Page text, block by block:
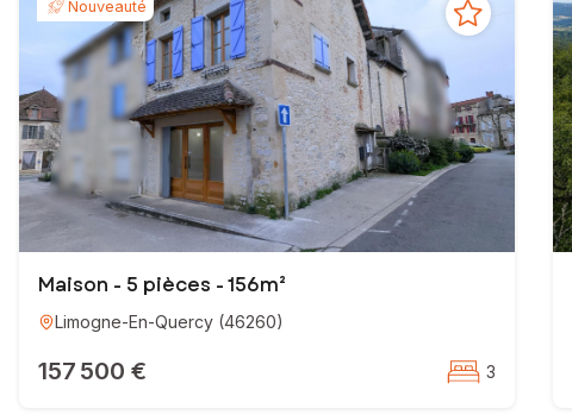
EI - Agent commercial - 950 608 976 RSAC MONTAUBAN
Nouveauté
Maison - 5 pièces - 156m²
Limogne-En-Quercy (46260)
157 500 € 3